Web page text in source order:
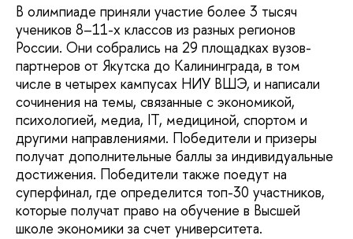
В олимпиаде приняли участие более 3 тысяч
учеников 8–11-х классов из разных регионов
России. Они собрались на 29 площадках вузов-
партнеров от Якутска до Калининграда, в том
числе в четырех кампусах НИУ ВШЭ, и написали
сочинения на темы, связанные с экономикой,
психологией, медиа, IT, медициной, спортом и
другими направлениями. Победители и призеры
получат дополнительные баллы за индивидуальные
достижения. Победители также поедут на
суперфинал, где определится топ-30 участников,
которые получат право на обучение в Высшей
школе экономики за счет университета.